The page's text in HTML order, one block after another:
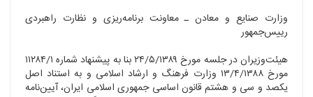
وزارت صنایع و معادن ـ معاونت برنامه‌ریزی و نظارت راهبردی
رییس‌جمهور
هیئت‌وزیران در جلسه مورخ ۲۴/۵/۱۳۸۹ بنا به پیشنهاد شماره ۱۱۲۸۴/۱
مورخ ۱۳/۴/۱۳۸۸ وزارت فرهنگ و ارشاد اسلامی و به استناد اصل
یکصد و سی و هشتم قانون اساسی جمهوری اسلامی ایران، آیین‌نامه